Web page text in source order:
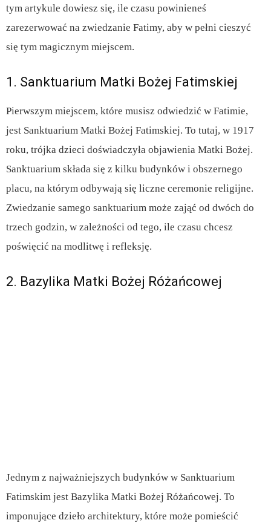
tym artykule dowiesz się, ile czasu powinieneś
zarezerwować na zwiedzanie Fatimy, aby w pełni cieszyć
się tym magicznym miejscem.
1. Sanktuarium Matki Bożej Fatimskiej
Pierwszym miejscem, które musisz odwiedzić w Fatimie,
jest Sanktuarium Matki Bożej Fatimskiej. To tutaj, w 1917
roku, trójka dzieci doświadczyła objawienia Matki Bożej.
Sanktuarium składa się z kilku budynków i obszernego
placu, na którym odbywają się liczne ceremonie religijne.
Zwiedzanie samego sanktuarium może zająć od dwóch do
trzech godzin, w zależności od tego, ile czasu chcesz
poświęcić na modlitwę i refleksję.
2. Bazylika Matki Bożej Różańcowej
Jednym z najważniejszych budynków w Sanktuarium
Fatimskim jest Bazylika Matki Bożej Różańcowej. To
imponujące dzieło architektury, które może pomieścić